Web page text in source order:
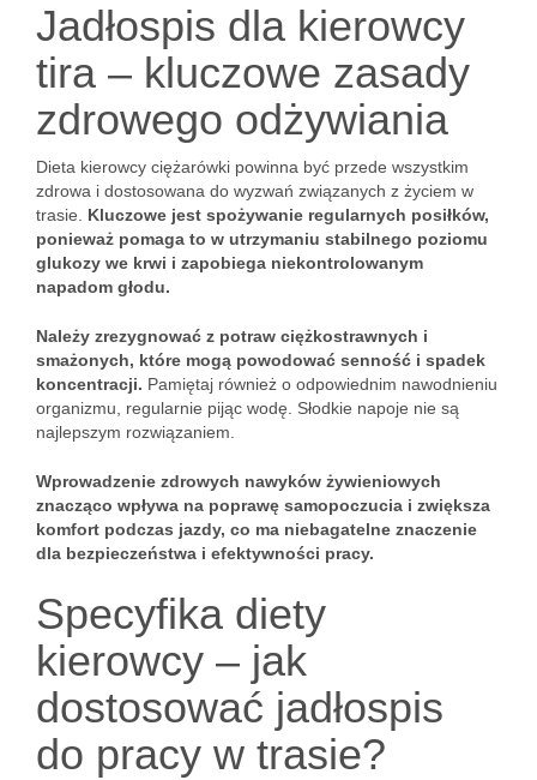
Jadłospis dla kierowcy
tira – kluczowe zasady
zdrowego odżywiania
Dieta kierowcy ciężarówki powinna być przede wszystkim
zdrowa i dostosowana do wyzwań związanych z życiem w
trasie. Kluczowe jest spożywanie regularnych posiłków,
ponieważ pomaga to w utrzymaniu stabilnego poziomu
glukozy we krwi i zapobiega niekontrolowanym
napadom głodu.
Należy zrezygnować z potraw ciężkostrawnych i
smażonych, które mogą powodować senność i spadek
koncentracji. Pamiętaj również o odpowiednim nawodnieniu
organizmu, regularnie pijąc wodę. Słodkie napoje nie są
najlepszym rozwiązaniem.
Wprowadzenie zdrowych nawyków żywieniowych
znacząco wpływa na poprawę samopoczucia i zwiększa
komfort podczas jazdy, co ma niebagatelne znaczenie
dla bezpieczeństwa i efektywności pracy.
Specyfika diety
kierowcy – jak
dostosować jadłospis
do pracy w trasie?